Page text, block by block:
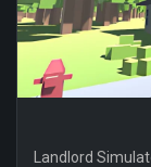
Landlord